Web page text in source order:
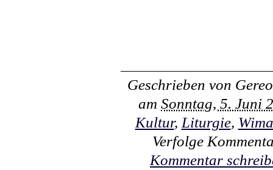
Geschrieben von
am Sonntag, 5. Juni
Kultur, Liturgie,
Verfolge
Kommentar